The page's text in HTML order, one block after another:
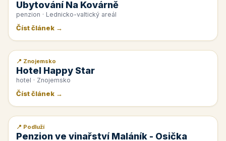
Ubytování Na Kovárně
penzion · Lednicko-valtický areál
Číst článek →
📰 PR článek
📍 Znojemsko
Hotel Happy Star
hotel · Znojemsko
Číst článek →
📰 PR článek
📍 Podluží
Penzion ve vinařství Maláník - Osička